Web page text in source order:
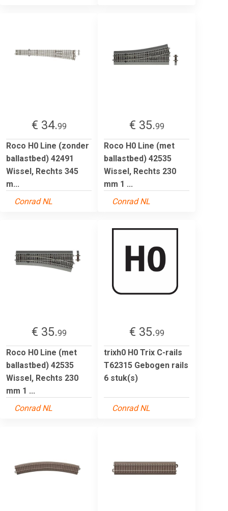
€ 34.99
Roco H0 Line (zonder
ballastbed) 42491
Wissel, Rechts 345
m...
Conrad NL
€ 35.99
Roco H0 Line (met
ballastbed) 42535
Wissel, Rechts 230
mm 1 ...
Conrad NL
€ 35.99
Roco H0 Line (met
ballastbed) 42535
Wissel, Rechts 230
mm 1 ...
Conrad NL
€ 35.99
trixh0 H0 Trix C-rails
T62315 Gebogen rails
6 stuk(s)
Conrad NL